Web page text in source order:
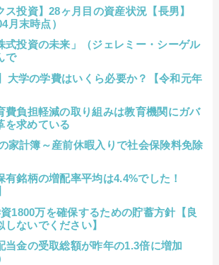
ス投資】28ヶ月目の資産状況【長男】
月末時点）
式投資の未来」（ジェレミー・シーゲル
で
大学の学費はいくら必要か？【令和元年
費負担軽減の取り組みは教育機関にガバ
を求めている
家計簿～産前休暇入りで社会保険料免除
有銘柄の増配率平均は4.4%でした！
1800万を確保するための貯蓄方針【良
しないでください】
当金の受取総額が昨年の1.3倍に増加